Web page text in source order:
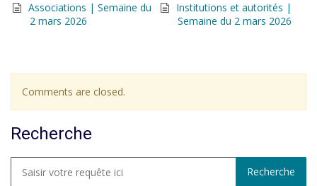
Associations | Semaine du
2 mars 2026
Institutions et autorités |
Semaine du 2 mars 2026
Comments are closed.
Recherche